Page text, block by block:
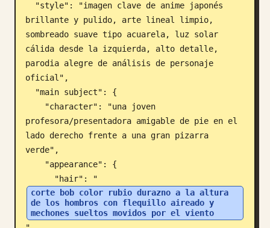
Actualizaciones
brillante y pulido, arte lineal limpio,
sombreado suave tipo acuarela, luz solar
cálida desde la izquierda, alto detalle,
parodia alegre de análisis de personaje
oficial",
profesora/presentadora amigable de pie en el
lado derecho frente a una gran pizarra
verde",
      "hair": "
corte bob color rubio durazno a la altura
de los hombros con flequillo aireado y
mechones sueltos movidos por el viento